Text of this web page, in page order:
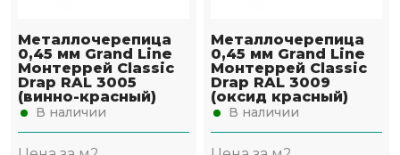
Металлочерепица
0,45 мм Grand Line
Монтеррей Classic
Drap RAL 3005
(винно-красный)
В наличии
Металлочерепица
0,45 мм Grand Line
Монтеррей Classic
Drap RAL 3009
(оксид красный)
В наличии